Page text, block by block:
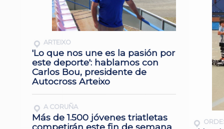
ARTEIXO
'Lo que nos une es la pasión por
este deporte': hablamos con
Carlos Bou, presidente de
Autocross Arteixo
A CORUÑA
Más de 1.500 jóvenes triatletas
competirán este fin de semana